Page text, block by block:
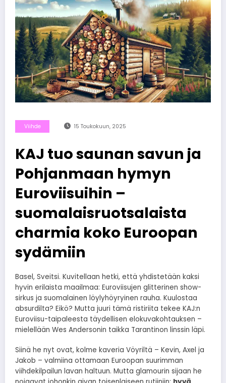
Viihde 15 Toukokuun, 2025
KAJ tuo saunan savun ja
Pohjanmaan hymyn
Euroviisuihin –
suomalaisruotsalaista
charmia koko Euroopan
sydämiin
Basel, Sveitsi. Kuvitellaan hetki, että yhdistetään kaksi
hyvin erilaista maailmaa: Euroviisujen glitterinen show-
sirkus ja suomalainen löylyhöyryinen rauha. Kuulostaa
absurdilta? Eikö? Mutta juuri tämä ristiriita tekee KAJ:n
Euroviisu-taipaleesta täydellisen elokuvakohtauksen –
mielellään Wes Andersonin taikka Tarantinon linssin läpi.
Siinä he nyt ovat, kolme kaveria Vöyriltä – Kevin, Axel ja
Jakob – valmiina ottamaan Euroopan suurimman
viihdekilpailun lavan haltuun. Mutta glamourin sijaan he